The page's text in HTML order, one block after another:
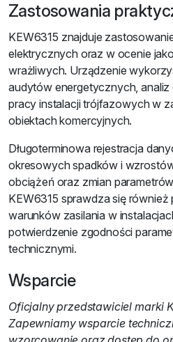
Zastosowania
KEW6315 znajduje
elektrycznych oraz w ocenie
wrażliwych. Urządzenie
audytów energetycznych,
pracy instalacji trójfazowych w
obiektach komercyjnych.
Długoterminowa rejestracja
okresowych spadków i
obciążeń oraz zmian
KEW6315 sprawdza się
warunków zasilania w
potwierdzenie zgodności
technicznymi.
Wsparcie
Oficjalny przedstawiciel marki
Zapewniamy wsparcie